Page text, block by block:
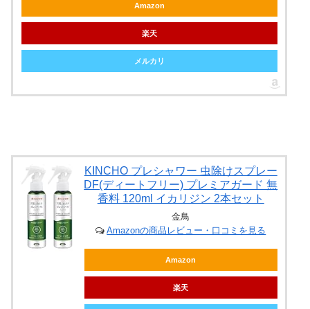
Amazon
楽天
メルカリ
KINCHO プレシャワー 虫除けスプレー
DF(ディートフリー) プレミアガード 無
香料 120ml イカリジン 2本セット
金鳥
Amazonの商品レビュー・口コミを見る
Amazon
楽天